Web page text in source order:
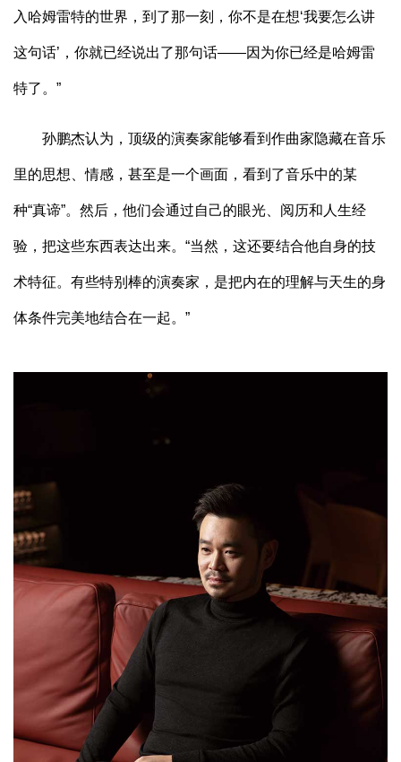
入哈姆雷特的世界，到了那一刻，你不是在想‘我要怎么讲
这句话’，你就已经说出了那句话——因为你已经是哈姆雷
特了。”
孙鹏杰认为，顶级的演奏家能够看到作曲家隐藏在音乐
里的思想、情感，甚至是一个画面，看到了音乐中的某
种“真谛”。然后，他们会通过自己的眼光、阅历和人生经
验，把这些东西表达出来。“当然，这还要结合他自身的技
术特征。有些特别棒的演奏家，是把内在的理解与天生的身
体条件完美地结合在一起。”